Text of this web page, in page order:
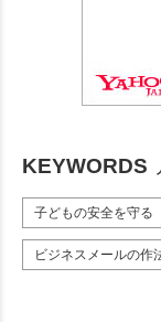
KEYWORDS
子どもの安全を守る
ビジネスメールの作